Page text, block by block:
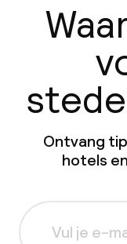
Ontvang
hotels